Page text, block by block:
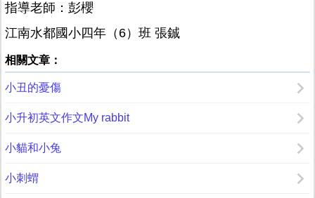
指導老師：彭櫻
江南水都國小四年（6）班 張鋮
相關文章：
小丑的憂傷
小升初英文作文My rabbit
小貓和小兔
小刺蝟